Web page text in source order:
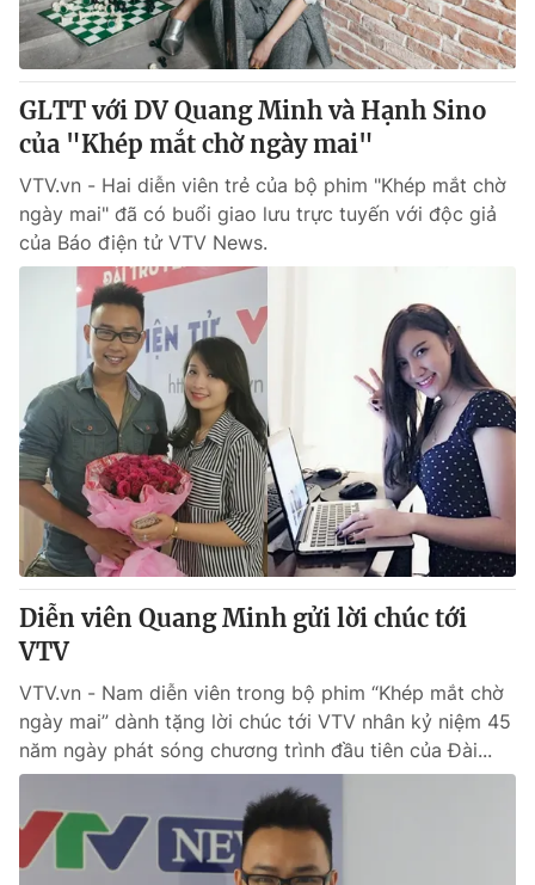
GLTT với DV Quang Minh và Hạnh Sino
của "Khép mắt chờ ngày mai"
VTV.vn - Hai diễn viên trẻ của bộ phim "Khép mắt chờ
ngày mai" đã có buổi giao lưu trực tuyến với độc giả
của Báo điện tử VTV News.
Diễn viên Quang Minh gửi lời chúc tới
VTV
VTV.vn - Nam diễn viên trong bộ phim “Khép mắt chờ
ngày mai” dành tặng lời chúc tới VTV nhân kỷ niệm 45
năm ngày phát sóng chương trình đầu tiên của Đài...